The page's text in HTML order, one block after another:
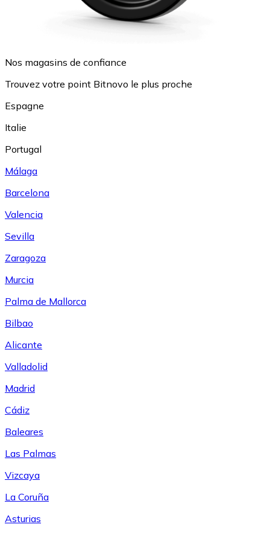
Nos magasins de confiance
Trouvez votre point Bitnovo le plus proche
Espagne
Italie
Portugal
Málaga
Barcelona
Valencia
Sevilla
Zaragoza
Murcia
Palma de Mallorca
Bilbao
Alicante
Valladolid
Madrid
Cádiz
Baleares
Las Palmas
Vizcaya
La Coruña
Asturias